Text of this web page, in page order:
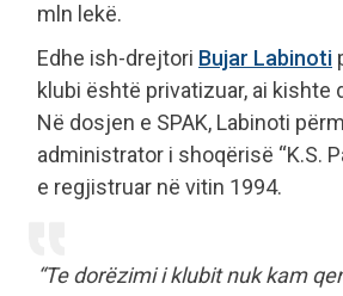
mln lekë.
Edhe ish-drejtori Bujar Labinoti
klubi është privatizuar, ai kishte
Në dosjen e SPAK, Labinoti
administrator i shoqërisë “K.S.
e regjistruar në vitin 1994.
“Te dorëzimi i klubit nuk kam